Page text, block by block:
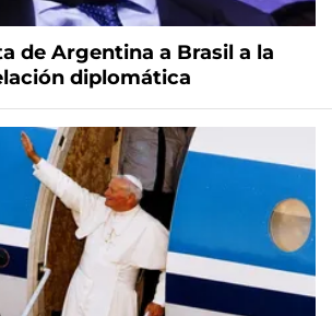
de Argentina a Brasil a la
diplomática